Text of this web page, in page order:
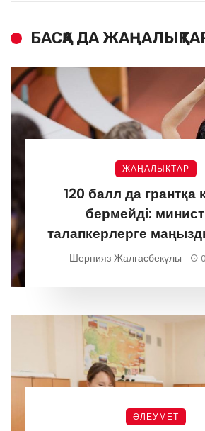
БАСҚА ДА
ЖАҢАЛЫҚТАР
120 балл да грантқа
бермейді:
талапкерлерге
жасады
Шернияз Жалғасбекұлы
ӘЛЕУМЕТ